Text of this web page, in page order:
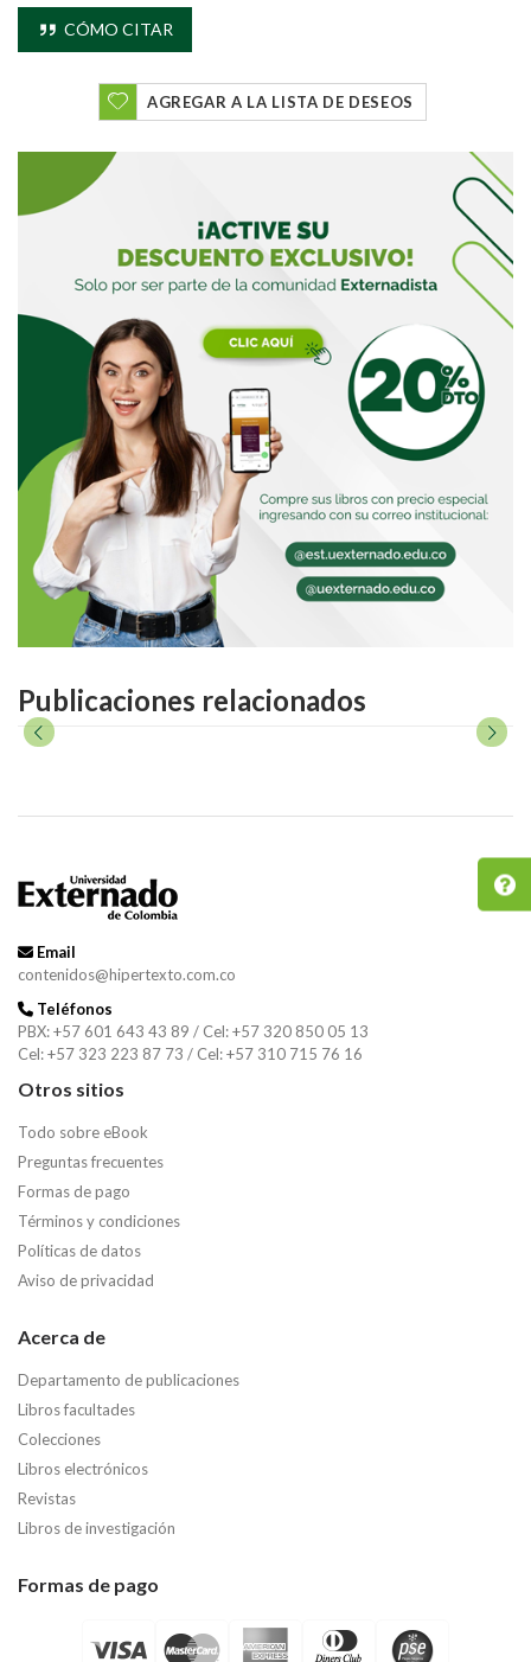
Buscar
Buscar
CÓMO CITAR
AGREGAR A LA LISTA DE DESEOS
Publicaciones relacionados
Email
contenidos@hipertexto.com.co
Teléfonos
PBX: +57 601 643 43 89 / Cel: +57 320 850 05 13
Cel: +57 323 223 87 73 / Cel: +57 310 715 76 16
Otros sitios
Todo sobre eBook
Preguntas frecuentes
Formas de pago
Términos y condiciones
Políticas de datos
Aviso de privacidad
Acerca de
Departamento de publicaciones
Libros facultades
Colecciones
Libros electrónicos
Revistas
Libros de investigación
Formas de pago